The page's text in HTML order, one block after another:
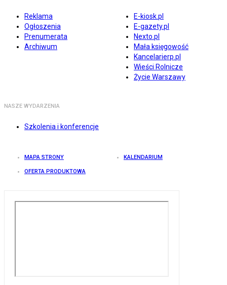
Reklama
Ogłoszenia
Prenumerata
Archiwum
E-kiosk.pl
E-gazety.pl
Nexto.pl
Mała księgowość
Kancelarierp.pl
Wieści Rolnicze
Życie Warszawy
NASZE WYDARZENIA
Szkolenia i konferencje
MAPA STRONY KALENDARIUM
OFERTA PRODUKTOWA